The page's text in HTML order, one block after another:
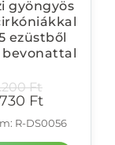
gyöngyös
ezüstből
Ft
Ft
R-DS0056